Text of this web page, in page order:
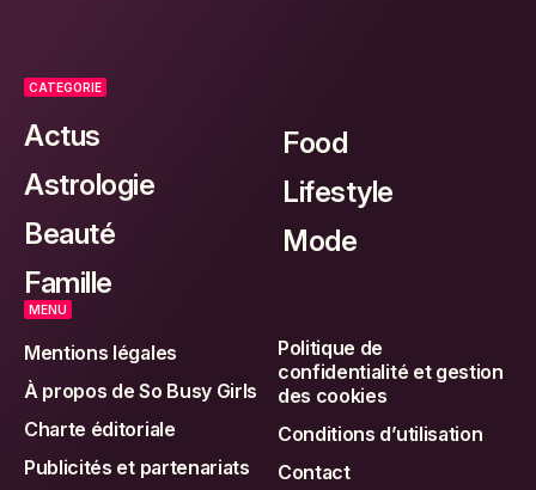
CATEGORIE
Actus
Astrologie
Beauté
Famille
Food
Lifestyle
Mode
MENU
Mentions légales
À propos de So Busy Girls
Charte éditoriale
Publicités et partenariats
Politique de
confidentialité et gestion
des cookies
Conditions d’utilisation
Contact